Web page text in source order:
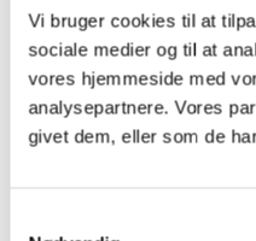
Vi bruger cookies til at
sociale medier og til at
vores hjemmeside med
analysepartnere. Vores
givet dem, eller som de
LAST_
RESUL
T_ENT
RY_KE
YouTu
be